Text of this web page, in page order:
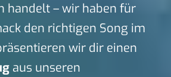
handelt – wir haben für
den richtigen Song im
wir dir einen
aus unseren